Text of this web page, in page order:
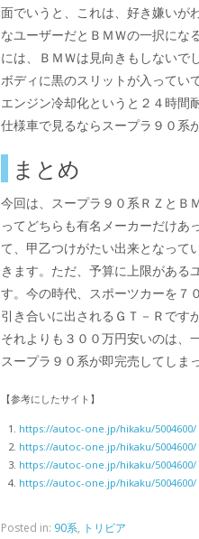
面でいうと、これは、好き嫌いが
なユーザーだとＢＭＷの一択にな
には、ＢＭＷは見向きもしないで
ボディに黒のスリットが入ってい
エンジン冷却化というと２４時間
仕様車で見るならスープラ９０
まとめ
今回は、スープラ９０系ＲＺとＢ
ってどちらも有名メーカーだけあ
て、甲乙つけがたい出来となって
きます。ただ、予算に上限がある
す。今の時代、スポーツカーを７
引き合いに出されるＧＴ－Ｒです
それよりも３００万円安いのは、
スープラ９０系が即完売してしま
【参考にしたサイト】
https://autoc-one.jp/hikaku/5004600/
https://autoc-one.jp/hikaku/5004600/
https://autoc-one.jp/hikaku/5004600/
https://autoc-one.jp/hikaku/5004600/
Posted in: 90系, トリビア